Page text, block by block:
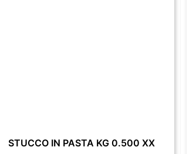
STUCCO IN PASTA KG 0.500 XX